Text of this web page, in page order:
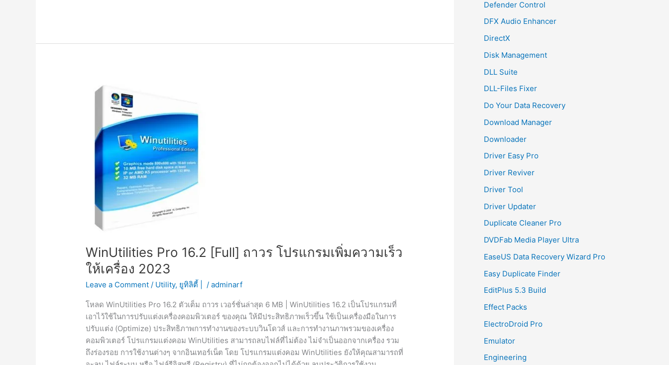
Updated
WinUtilities Pro 16.2 [Full] ถาวร โปรแกรมเพิ่มความเร็ว
ให้เครื่อง 2023
Leave a Comment / Utility, ยูทิลิตี้ | /adminarf
โหลด WinUtilities Pro 16.2 ตัวเต็ม ถาวร เวอร์ชั่นล่าสุด 6 MB | WinUtilities 16.2 เป็นโปรแกรมที่
เอาไว้ใช้ในการปรับแต่งเครื่องคอมพิวเตอร์ ของคุณ ให้มีประสิทธิภาพเร็วขึ้น ใช้เป็นเครื่องมือในการ
ปรับแต่ง (Optimize) ประสิทธิภาพการทำงานของระบบวินโดวส์ และการทำงานภาพรวมของเครื่อง
คอมพิวเตอร์ โปรแกรมแต่งคอม WinUtilities สามารถลบไฟล์ที่ไม่ต้อง ไม่จำเป็นออกจากเครื่อง รวม
ถึงร่องรอย การใช้งานต่างๆ จากอินเทอร์เน็ต โดย โปรแกรมแต่งคอม WinUtilities ยังให้คุณสามารถที่
Defender Control
DFX Audio Enhancer
DirectX
Disk Management
DLL Suite
DLL-Files Fixer
Do Your Data Recovery
Download Manager
Downloader
Driver Easy Pro
Driver Reviver
Driver Tool
Driver Updater
Duplicate Cleaner Pro
DVDFab Media Player Ultra
EaseUS Data Recovery Wizard Pro
Easy Duplicate Finder
EditPlus 5.3 Build
Effect Packs
ElectroDroid Pro
Emulator
Engineering